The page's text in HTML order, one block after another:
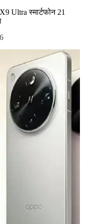
Ultra स्मार्टफोन 21